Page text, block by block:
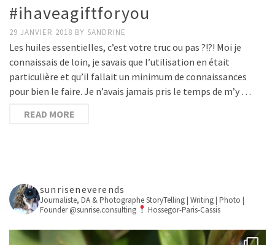
#ihaveagiftforyou
29 JANVIER 2018 BY SANDRINE
Les huiles essentielles, c’est votre truc ou pas ?!?! Moi je
connaissais de loin, je savais que l’utilisation en était
particulière et qu’il fallait un minimum de connaissances
pour bien le faire. Je n’avais jamais pris le temps de m’y …
READ MORE
sunriseneverends
Journaliste, DA & PhotographeStoryTelling | Writing | Photo |
Founder @sunrise.consulting
Hossegor-Paris-Cassis